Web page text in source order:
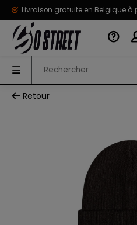
Livraison gratuite en Belgique à
Retour